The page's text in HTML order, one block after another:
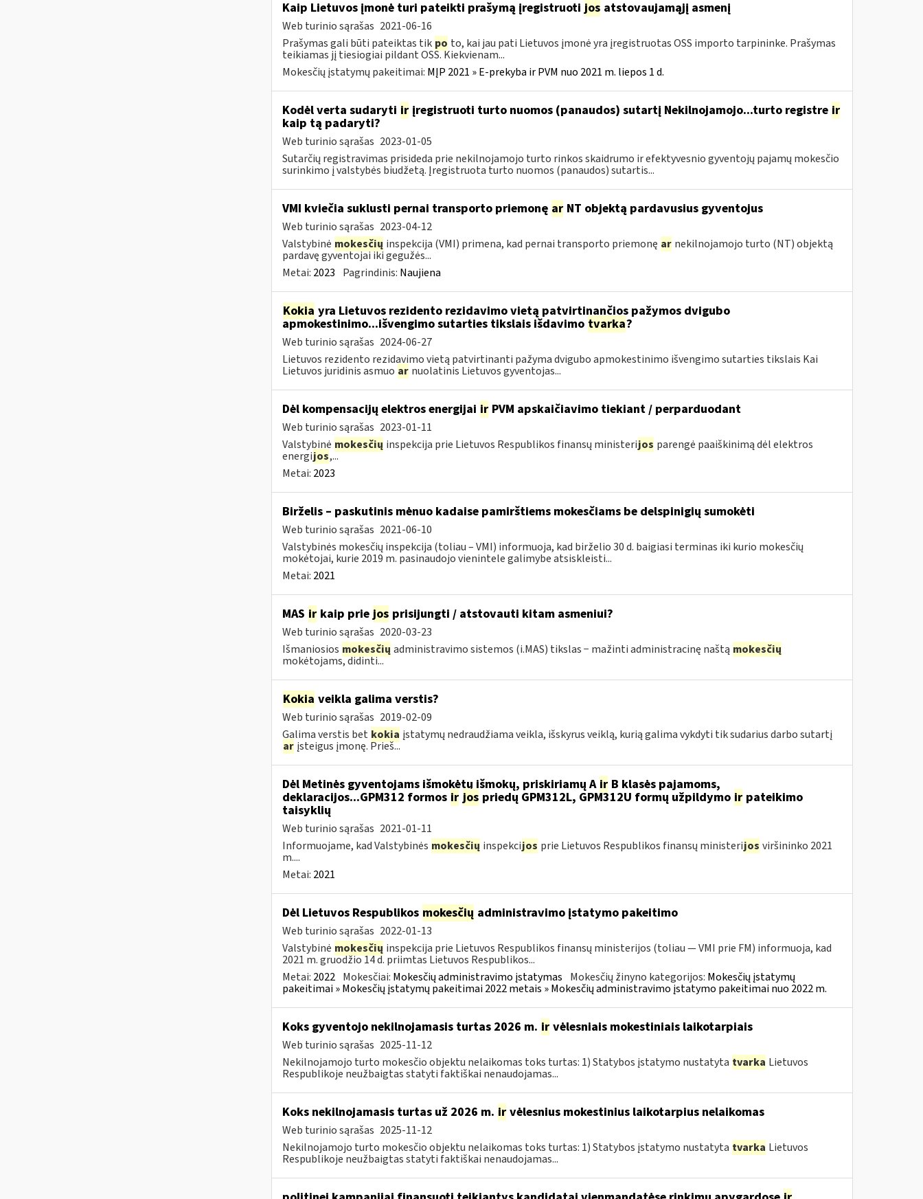
Kaip Lietuvos įmonė turi pateikti prašymą įregistruoti jos atstovaujamąjį asmenį
Web turinio sąrašas 2021-06-16
Prašymas gali būti pateiktas tik po to, kai jau pati Lietuvos įmonė yra įregistruotas OSS importo tarpininke. Prašymas
teikiamas jį tiesiogiai pildant OSS. Kiekvienam...
Mokesčių įstatymų pakeitimai: MĮP 2021 » E-prekyba ir PVM nuo 2021 m. liepos 1 d.
Kodėl verta sudaryti irįregistruoti turto nuomos (panaudos) sutartį Nekilnojamojo...turto registre ir
kaip tą padaryti?
Web turinio sąrašas 2023-01-05
Sutarčių registravimas prisideda prie nekilnojamojo turto rinkos skaidrumo ir efektyvesnio gyventojų pajamų mokesčio
surinkimo į valstybės biudžetą. Įregistruota turto nuomos (panaudos) sutartis...
VMI kviečia suklusti pernai transporto priemonę arNT objektą pardavusius gyventojus
Web turinio sąrašas 2023-04-12
Valstybinė mokesčių inspekcija (VMI) primena, kad pernai transporto priemonę ar nekilnojamojo turto (NT) objektą
pardavę gyventojai iki gegužės...
Metai: 2023 Pagrindinis: Naujiena
Kokia yra Lietuvos rezidento rezidavimo vietą patvirtinančios pažymos dvigubo
apmokestinimo...išvengimo sutarties tikslais išdavimo tvarka?
Web turinio sąrašas 2024-06-27
Lietuvos rezidento rezidavimo vietą patvirtinanti pažyma dvigubo apmokestinimo išvengimo sutarties tikslais Kai
Lietuvos juridinis asmuo ar nuolatinis Lietuvos gyventojas...
Dėl kompensacijų elektros energijai irPVM apskaičiavimo tiekiant / perparduodant
Web turinio sąrašas 2023-01-11
Valstybinė mokesčių inspekcija prie Lietuvos Respublikos finansų ministerijos parengė paaiškinimą dėl elektros
energijos,...
Metai: 2023
Birželis – paskutinis mėnuo kadaise pamirštiems mokesčiams be delspinigių sumokėti
Web turinio sąrašas 2021-06-10
Valstybinės mokesčių inspekcija (toliau – VMI) informuoja, kad birželio 30 d. baigiasi terminas iki kurio mokesčių
mokėtojai, kurie 2019 m. pasinaudojo vienintele galimybe atsiskleisti...
Metai: 2021
MAS irkaip priejos prisijungti / atstovauti kitam asmeniui?
Web turinio sąrašas 2020-03-23
Išmaniosios mokesčių administravimo sistemos (i.MAS) tikslas − mažinti administracinę naštą mokesčių
mokėtojams, didinti...
Kokia veikla galima verstis?
Web turinio sąrašas 2019-02-09
Galima verstis bet kokia įstatymų nedraudžiama veikla, išskyrus veiklą, kurią galima vykdyti tik sudarius darbo sutartį
ar įsteigus įmonę. Prieš...
Dėl Metinės gyventojams išmokėtų išmokų, priskiriamų A irB klasės pajamoms,
deklaracijos...GPM312 formos ir jos priedų GPM312L, GPM312U formų užpildymo irpateikimo
taisyklių
Web turinio sąrašas 2021-01-11
Informuojame, kad Valstybinės mokesčių inspekcijos prie Lietuvos Respublikos finansų ministerijos viršininko 2021
m....
Metai: 2021
Dėl Lietuvos Respublikos mokesčių administravimo įstatymo pakeitimo
Web turinio sąrašas 2022-01-13
Valstybinė mokesčių inspekcija prie Lietuvos Respublikos finansų ministerijos (toliau — VMI prie FM) informuoja, kad
2021 m. gruodžio 14 d. priimtas Lietuvos Respublikos...
Metai: 2022 Mokesčiai: Mokesčių administravimo įstatymas Mokesčių žinyno kategorijos: Mokesčių įstatymų
pakeitimai » Mokesčių įstatymų pakeitimai 2022 metais » Mokesčių administravimo įstatymo pakeitimai nuo 2022 m.
Koks gyventojo nekilnojamasis turtas 2026 m. irvėlesniais mokestiniais laikotarpiais
Web turinio sąrašas 2025-11-12
Nekilnojamojo turto mokesčio objektu nelaikomas toks turtas: 1) Statybos įstatymo nustatyta tvarka Lietuvos
Respublikoje neužbaigtas statyti faktiškai nenaudojamas...
Koks nekilnojamasis turtas už 2026 m. irvėlesnius mokestinius laikotarpius nelaikomas
Web turinio sąrašas 2025-11-12
Nekilnojamojo turto mokesčio objektu nelaikomas toks turtas: 1) Statybos įstatymo nustatyta tvarka Lietuvos
Respublikoje neužbaigtas statyti faktiškai nenaudojamas...